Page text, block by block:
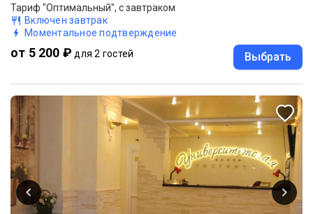
Тариф "Оптимальный", с завтраком
Включен завтрак
Моментальное подтверждение
от 5 200 ₽ для 2 гостей Выбрать